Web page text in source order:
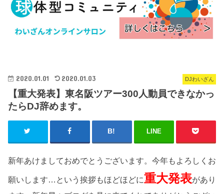
DJわいざん
2020.01.01 2020.01.03
【重大発表】東名阪ツアー300人動員できなかっ
たらDJ辞めます。
LINE
新年あけましておめでとうございます。今年もよろしくお
願いします…という挨拶もほどほどに重大発表があり